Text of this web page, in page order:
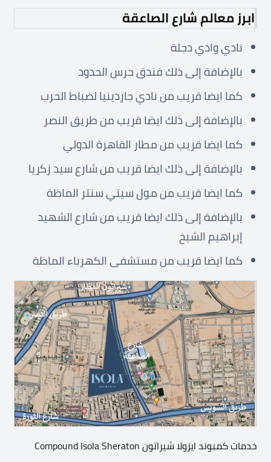
ابرز معالم شارع الصاعقة
نادي وادي دجلة
بالإضافة إلى ذلك فندق حرس الحدود
كما ايضا قريب من نادي جاردينيا لضباط الحرب
بالإضافة إلى ذلك ايضا قريب من طريق النصر
كما ايضا قريب من مطار القاهرة الدولي
بالإضافة إلى ذلك ايضا قريب من شارع سيد زكريا
كما ايضا قريب من مول سيتي سنتر الماظة
بالإضافة إلى ذلك ايضا قريب من شارع الشهيد
إبراهيم الشيخ
كما ايضا قريب من مستشفى الكهرباء الماظة
خدمات كمبوند ايزولا شيراتون Compound Isola Sheraton